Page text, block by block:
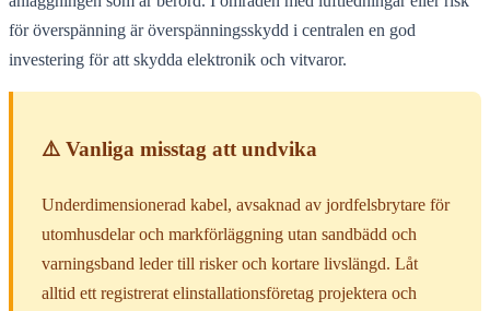
för överspänning är överspänningsskydd i centralen en god
investering för att skydda elektronik och vitvaror.
⚠️ Vanliga misstag att undvika
Underdimensionerad kabel, avsaknad av jordfelsbrytare för
utomhusdelar och markförläggning utan sandbädd och
varningsband leder till risker och kortare livslängd. Låt
alltid ett registrerat elinstallationsföretag projektera och